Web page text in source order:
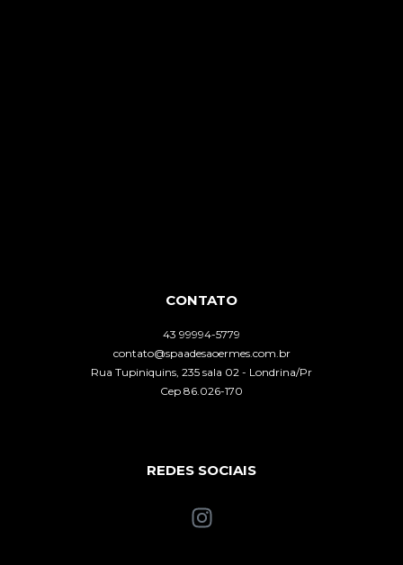
CONTATO
43 99994-5779
contato@spaadesaoermes.com.br
Rua Tupiniquins, 235 sala 02 - Londrina/Pr
Cep 86.026-170
REDES SOCIAIS